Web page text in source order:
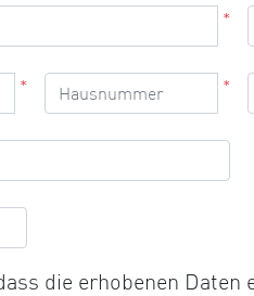
*
* *
die erhobenen